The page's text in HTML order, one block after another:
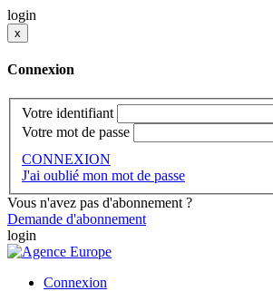
login
x
Connexion
Votre identifiant
Votre mot de passe
CONNEXION
J'ai oublié mon mot de passe
Vous n'avez pas d'abonnement ?
Demande d'abonnement
login
Connexion